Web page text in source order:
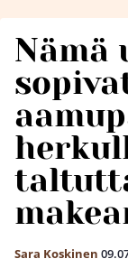
Nämä
Sara Koskinen